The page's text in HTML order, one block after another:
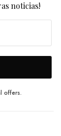
noticias!
offers.